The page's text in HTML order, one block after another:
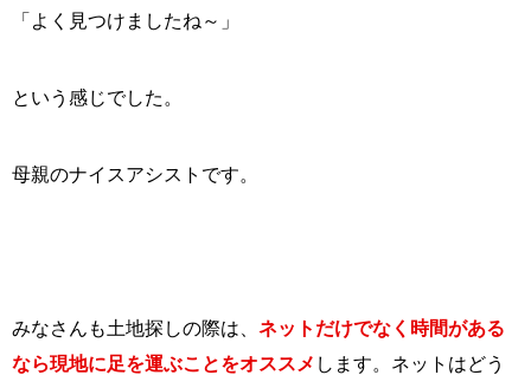
「よく見つけましたね～」
という感じでした。
母親のナイスアシストです。
みなさんも土地探しの際は、 ネットだけでなく時間がある
なら現地に足を運ぶことをオススメ します。ネットはどう